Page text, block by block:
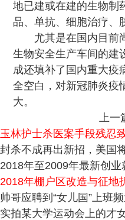
地已建或在建的生物制
品、单抗、细胞治疗、
尤其是在国内目前
生物安全生产车间的建
成还填补了国内重大疫
全空白，对新冠肺炎疫
大。
上一
玉林护士杀医案手段残忍
封杀不成再出新招，美国
2018年至2009年最新创业
2018年棚户区改造与征地
帅哥应聘到“女儿国”上班
实拍某大学运动会上的才